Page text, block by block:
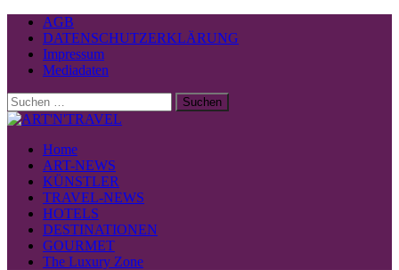
AGB
DATENSCHUTZERKLÄRUNG
Impressum
Mediadaten
Suchen
nach:
Home
ART-NEWS
KÜNSTLER
TRAVEL-NEWS
HOTELS
DESTINATIONEN
GOURMET
The Luxury Zone